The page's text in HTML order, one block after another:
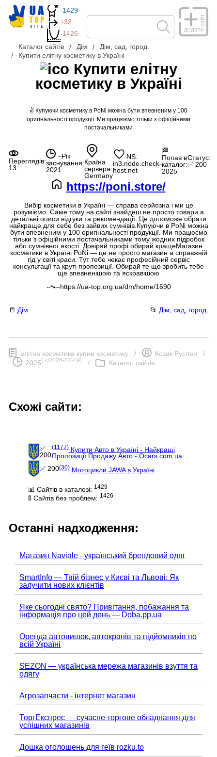
-1429
+32
-1426
додати
сайт
Каталог сайтів Дім
Дім, сад, город.
Купити елітну косметику в Україні
Купити елітну
косметику в Україні
✌ Купуючи косметику в PoNi можна бути впевненим у 100
оригінальності продукції. Ми працюємо тільки з офіційними
постачальниками
Переглядів:
13
~Рік
заснування:
2021
Країна
сервера:
Germany
NS:
in3.node.check-
host.net
🏁
Попав в
каталог:
2025
Статус:
✅ 200
https://poni.store/
Вибір косметики в Україні — справа серйозна і ми це
розуміємо. Саме тому на сайті знайдеш не просто товари а
детальні описи відгуки та рекомендації. Це допоможе обрати
найкраще для себе без зайвих сумнівів.Купуючи в PoNi можна
бути впевненим у 100 оригінальності продукції. Ми працюємо
тільки з офіційними постачальниками тому жодних підробок
або сумнівної якості. Довіряй профі обирай кращеМагазин
косметики в Україні PoNi — це не просто магазин а справжній
гід у світі краси. Тут тебе чекає професійний сервіс
консультації та круті пропозиції. Обирай те що зробить тебе
ще впевненішою та яскравішою
--🐾--https://ua-top.org.ua/dm/home/1690
📒 Дім 📂 Дім, сад, город.
елітна косметика купии косметику / Козак Руслан /
2025( ⮍2026-07-19) / Каталог сайтів
Схожі сайти:
✅
200
(1177)Купити Авто в Україні - Найкращі
Пропозиції Продажу Авто - Ocars.com.ua
✅ 200(30) Мотоцикли JAWA в Україні
📊 Сайтів в каталозі: 1429
🚦 Сайтів без проблем: 1426
Останні надходження:
Магазин Naviale - український брендовий одяг
SmartInfo — Твій бізнес у Києві та Львові: Як
залучити нових клієнтів
Яке сьогодні свято? Привітання, побажання та
інформація про цей день — Doba.pp.ua
Оренда автовишок, автокранів та підйомників по
всій Україні
SEZON — українська мережа магазинів взуття та
одягу
Агрозапчасти - інтернет магазин
ТоргЕкспрес — сучасне торгове обладнання для
успішних магазинів
Дошка оголошень для геїв rozku.to